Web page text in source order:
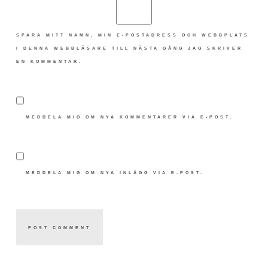
SPARA MITT NAMN, MIN E-POSTADRESS OCH WEBBPLATS
I DENNA WEBBLÄSARE TILL NÄSTA GÅNG JAG SKRIVER
EN KOMMENTAR.
MEDDELA MIG OM NYA KOMMENTARER VIA E-POST.
MEDDELA MIG OM NYA INLÄGG VIA E-POST.